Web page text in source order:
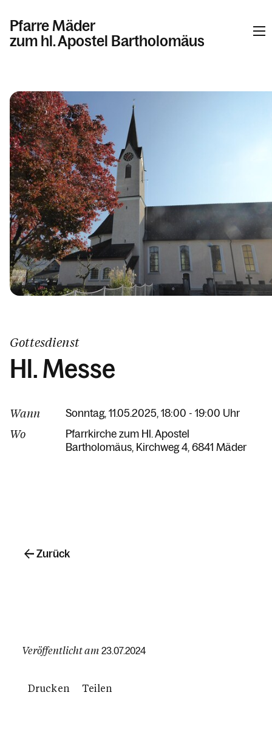
Pfarre Mäder
zum hl. Apostel Bartholomäus
Kalender
Personen
Kontakt
Gottesdienst
Hl. Messe
Wann Sonntag, 11.05.2025, 18:00 - 19:00 Uhr
Wo
Pfarrkirche zum Hl. Apostel
Bartholomäus Kirchweg 4 6841 Mäder
Veröffentlicht am 23.07.2024
Drucken Teilen
Zurück